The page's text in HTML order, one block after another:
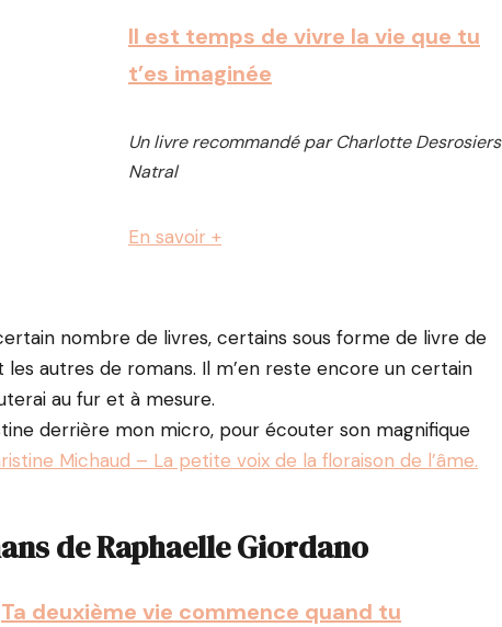
Il est temps de vivre la vie que tu
t’es imaginée
Un livre recommandé par Charlotte Desrosiers
Natral
En savoir +
nombre de livres, certains sous forme de livre de
autres de romans. Il m’en reste encore un certain
au fur et à mesure.
derrière mon micro, pour écouter son magnifique
Michaud – La petite voix de la floraison de l’âme.
de Raphaelle Giordano
Ta deuxième vie commence quand tu